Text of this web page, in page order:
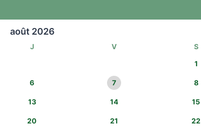
août 2026
J V S
1
6 7 8
13 14 15
20 21 22